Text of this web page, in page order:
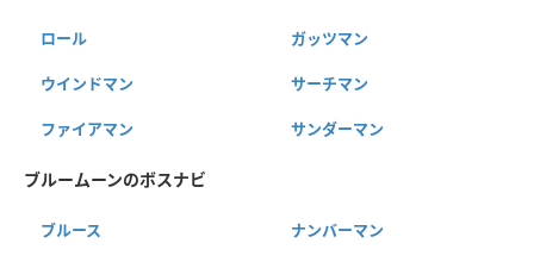
ロール ガッツマン
ウインドマン サーチマン
ファイアマン サンダーマン
ブルームーンのボスナビ
ブルース ナンバーマン